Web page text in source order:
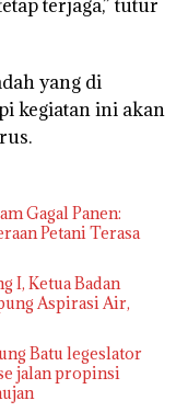
terjaga,” tutur
yang di
kegiatan ini akan
Gagal Panen:
Petani Terasa
I, Ketua Badan
Aspirasi Air,
Batu legeslator
jalan propinsi